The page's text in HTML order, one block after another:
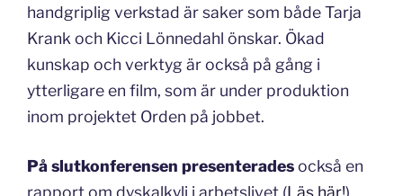
handgriplig verkstad är saker som både Tarja
Krank och Kicci Lönnedahl önskar. Ökad
kunskap och verktyg är också på gång i
ytterligare en film, som är under produktion
inom projektet Orden på jobbet.
På slutkonferensen presenteradesockså en